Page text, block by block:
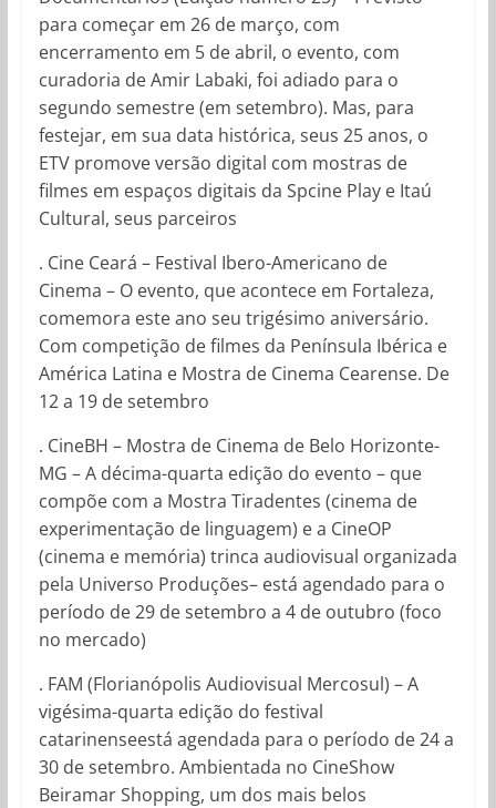
para começar em 26 de março, com
encerramento em 5 de abril, o evento, com
curadoria de Amir Labaki, foi adiado para o
segundo semestre (em setembro). Mas, para
festejar, em sua data histórica, seus 25 anos, o
ETV promove versão digital com mostras de
filmes em espaços digitais da Spcine Play e Itaú
Cultural, seus parceiros
. Cine Ceará – Festival Ibero-Americano de
Cinema – O evento, que acontece em Fortaleza,
comemora este ano seu trigésimo aniversário.
Com competição de filmes da Península Ibérica e
América Latina e Mostra de Cinema Cearense. De
12 a 19 de setembro
. CineBH – Mostra de Cinema de Belo Horizonte-
MG – A décima-quarta edição do evento – que
compõe com a Mostra Tiradentes (cinema de
experimentação de linguagem) e a CineOP
(cinema e memória) trinca audiovisual organizada
pela Universo Produções– está agendado para o
período de 29 de setembro a 4 de outubro (foco
no mercado)
. FAM (Florianópolis Audiovisual Mercosul) – A
vigésima-quarta edição do festival
catarinenseestá agendada para o período de 24 a
30 de setembro. Ambientada no CineShow
Beiramar Shopping, um dos mais belos